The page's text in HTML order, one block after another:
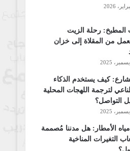
المطبخ: رحلة الزيت
من المقلاة إلى خزان
كيف يستخدم الذكاء
لترجمة اللهجات المحلية
التواصل؟
مياه الأمطار: هل مدننا مُصممة
التغيرات المناخية